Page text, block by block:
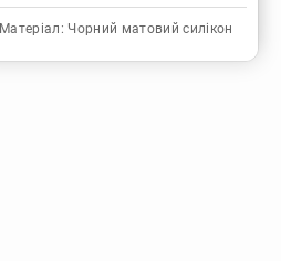
Матеріал: Чорний матовий силікон